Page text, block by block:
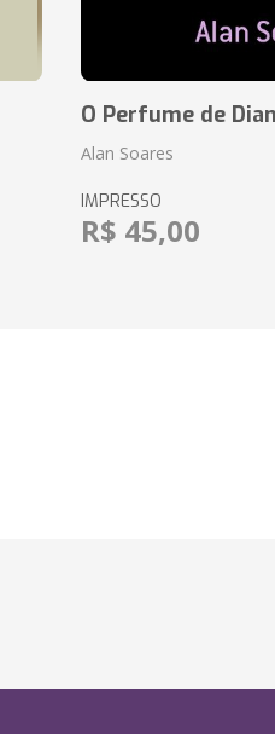
O Perfume de
Alan Soares
IMPRESSO
R$ 45,00